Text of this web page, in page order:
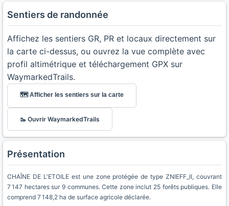
Sentiers de randonnée
Affichez les sentiers GR, PR et locaux directement sur
la carte ci-dessus, ou ouvrez la vue complète avec
profil altimétrique et téléchargement GPX sur
WaymarkedTrails.
🗺️ Afficher les sentiers sur la carte
🥾 Ouvrir WaymarkedTrails
Présentation
CHAÎNE DE L'ETOILE est une zone protégée de type ZNIEFF_II, couvrant
7 147 hectares sur 9 communes. Cette zone inclut 25 forêts publiques. Elle
comprend 7 148,2 ha de surface agricole déclarée.